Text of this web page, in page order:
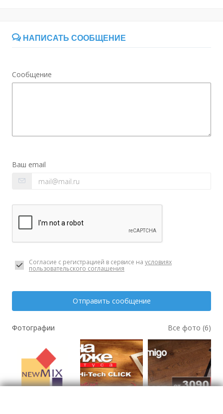
НАПИСАТЬ СООБЩЕНИЕ
Сообщение
Ваш email
Согласие с регистрацией в сервисе на условиях
пользовательского соглашения
Отправить сообщение
Фотографии Все фото (6)